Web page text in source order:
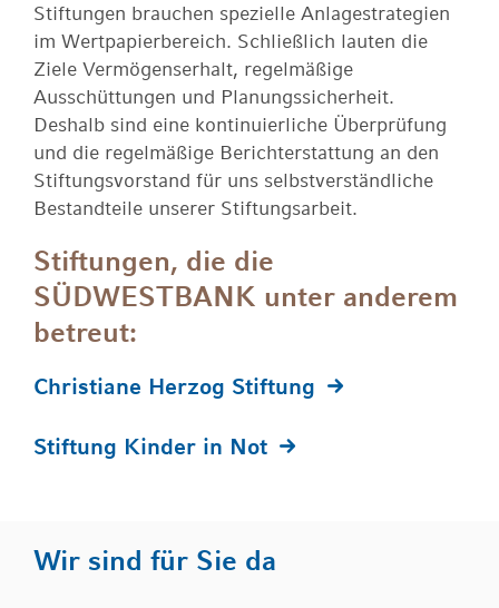
Stiftungen brauchen spezielle Anlagestrategien
im Wertpapierbereich. Schließlich lauten die
Ziele Vermögenserhalt, regelmäßige
Ausschüttungen und Planungssicherheit.
Deshalb sind eine kontinuierliche Überprüfung
und die regelmäßige Berichterstattung an den
Stiftungsvorstand für uns selbstverständliche
Bestandteile unserer Stiftungsarbeit.
Stiftungen, die die
SÜDWESTBANK unter anderem
betreut:
Christiane Herzog Stiftung
Stiftung Kinder in Not
Wir sind für Sie da